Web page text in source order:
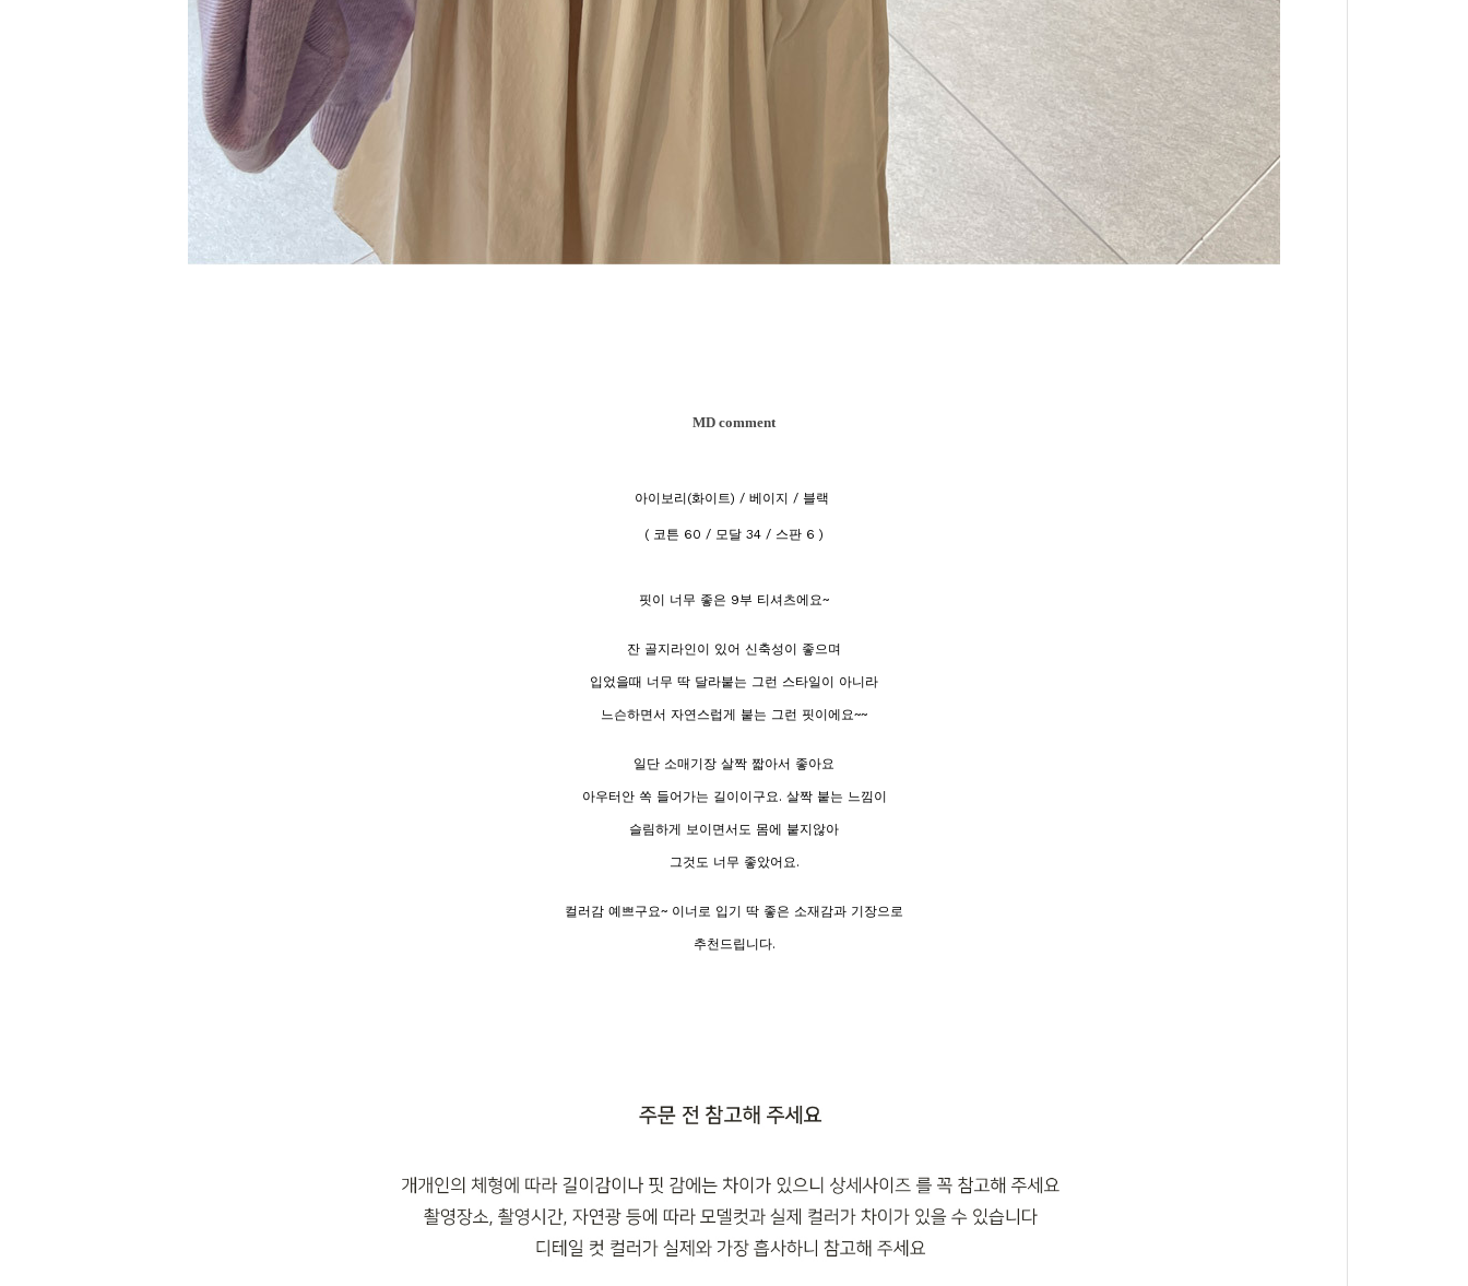
MD comment
아이보리(화이트) / 베이지 / 블랙
( 코튼 60 / 모달 34 / 스판 6 )
핏이 너무 좋은 9부 티셔츠에요~
잔 골지라인이 있어 신축성이 좋으며
입었을때 너무 딱 달라붙는 그런 스타일이 아니라
느슨하면서 자연스럽게 붙는 그런 핏이에요~~
일단 소매기장 살짝 짧아서 좋아요
아우터안 쏙 들어가는 길이이구요. 살짝 붙는 느낌이
슬림하게 보이면서도 몸에 붙지않아
그것도 너무 좋았어요.
컬러감 예쁘구요~ 이너로 입기 딱 좋은 소재감과 기장으로
추천드립니다.